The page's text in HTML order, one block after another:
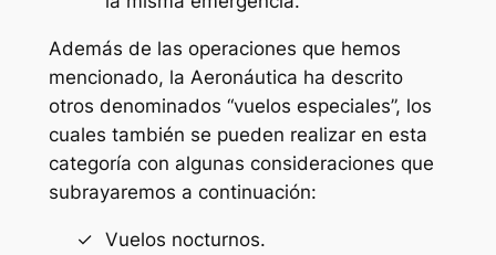
Además de las operaciones que hemos
mencionado, la Aeronáutica ha descrito
otros denominados “vuelos especiales”, los
cuales también se pueden realizar en esta
categoría con algunas consideraciones que
subrayaremos a continuación:
Vuelos nocturnos.